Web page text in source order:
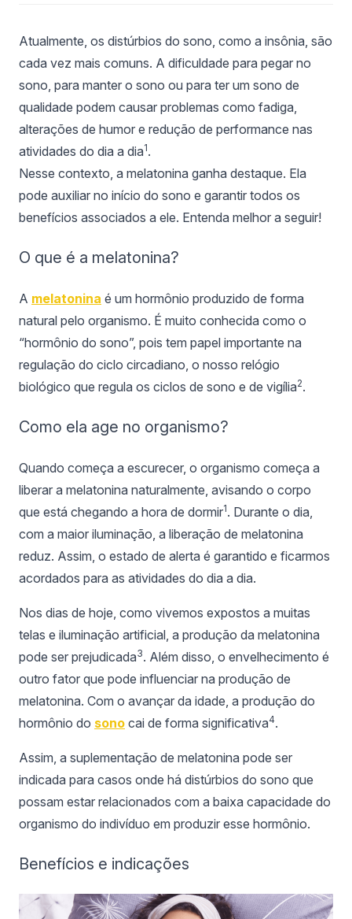
Atualmente, os distúrbios do sono, como a insônia, são
cada vez mais comuns. A dificuldade para pegar no
sono, para manter o sono ou para ter um sono de
qualidade podem causar problemas como fadiga,
alterações de humor e redução de performance nas
atividades do dia a dia1.
Nesse contexto, a melatonina ganha destaque. Ela
pode auxiliar no início do sono e garantir todos os
benefícios associados a ele. Entenda melhor a seguir!
O que é a melatonina?
A melatonina é um hormônio produzido de forma
natural pelo organismo. É muito conhecida como o
“hormônio do sono”, pois tem papel importante na
regulação do ciclo circadiano, o nosso relógio
biológico que regula os ciclos de sono e de vigília2.
Como ela age no organismo?
Quando começa a escurecer, o organismo começa a
liberar a melatonina naturalmente, avisando o corpo
que está chegando a hora de dormir1. Durante o dia,
com a maior iluminação, a liberação de melatonina
reduz. Assim, o estado de alerta é garantido e ficarmos
acordados para as atividades do dia a dia.
Nos dias de hoje, como vivemos expostos a muitas
telas e iluminação artificial, a produção da melatonina
pode ser prejudicada3. Além disso, o envelhecimento é
outro fator que pode influenciar na produção de
melatonina. Com o avançar da idade, a produção do
hormônio do sono cai de forma significativa4.
Assim, a suplementação de melatonina pode ser
indicada para casos onde há distúrbios do sono que
possam estar relacionados com a baixa capacidade do
organismo do indivíduo em produzir esse hormônio.
Benefícios e indicações